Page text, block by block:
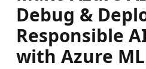
Debug &
Responsible
with Azure